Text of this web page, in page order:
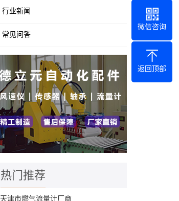
行业新闻
常见问答
热门推荐
天津市燃气流量计厂商
微信咨询
返回顶部